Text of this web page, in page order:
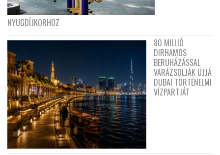
NYUGDÍJKORHOZ
80 MILLIÓ
DIRHAMOS
BERUHÁZÁSSAL
VARÁZSOLJÁK ÚJJÁ
DUBAI TÖRTÉNELMI
VÍZPARTJÁT